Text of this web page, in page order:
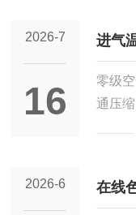
为生
子在
化、
能氢
各类
为氢
2026-7
16
进气
量输
零级
通压
纯零
机理
2026-6 在线